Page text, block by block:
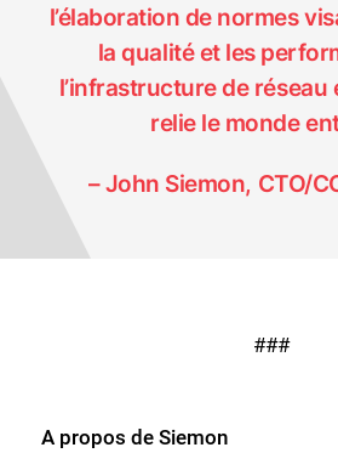
l’élaboration de normes
la qualité et les
l’infrastructure de réseau
relie le monde
– John Siemon, CTO/
###
A propos de Siemon